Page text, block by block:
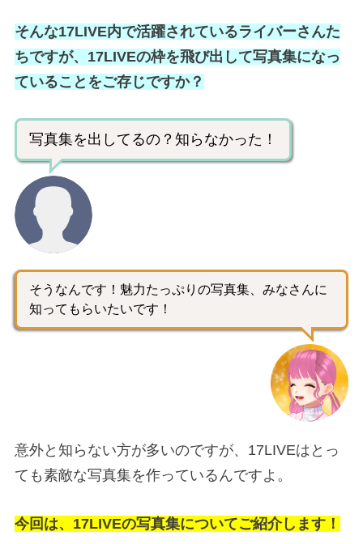
そんな17LIVE内で活躍されているライバーさんた
ちですが、17LIVEの枠を飛び出して写真集になっ
ていることをご存じですか？
写真集を出してるの？知らなかった！
そうなんです！魅力たっぷりの写真集、みなさんに
知ってもらいたいです！
意外と知らない方が多いのですが、17LIVEはとっ
ても素敵な写真集を作っているんですよ。
今回は、17LIVEの写真集についてご紹介します！